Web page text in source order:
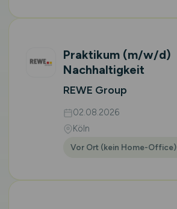
Praktikum (m/w/d)
Nachhaltigkeit
REWE Group
02.08.2026
Köln
Vor Ort (kein Home-Office)